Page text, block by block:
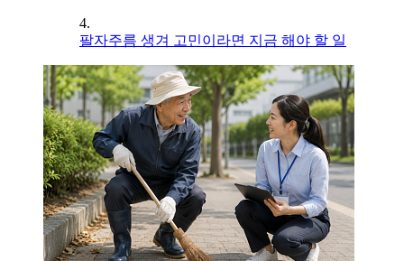
4.
팔자주름 생겨 고민이라면 지금 해야 할 일